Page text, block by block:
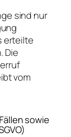
sind nur
erteilte
Die
vom
sowie